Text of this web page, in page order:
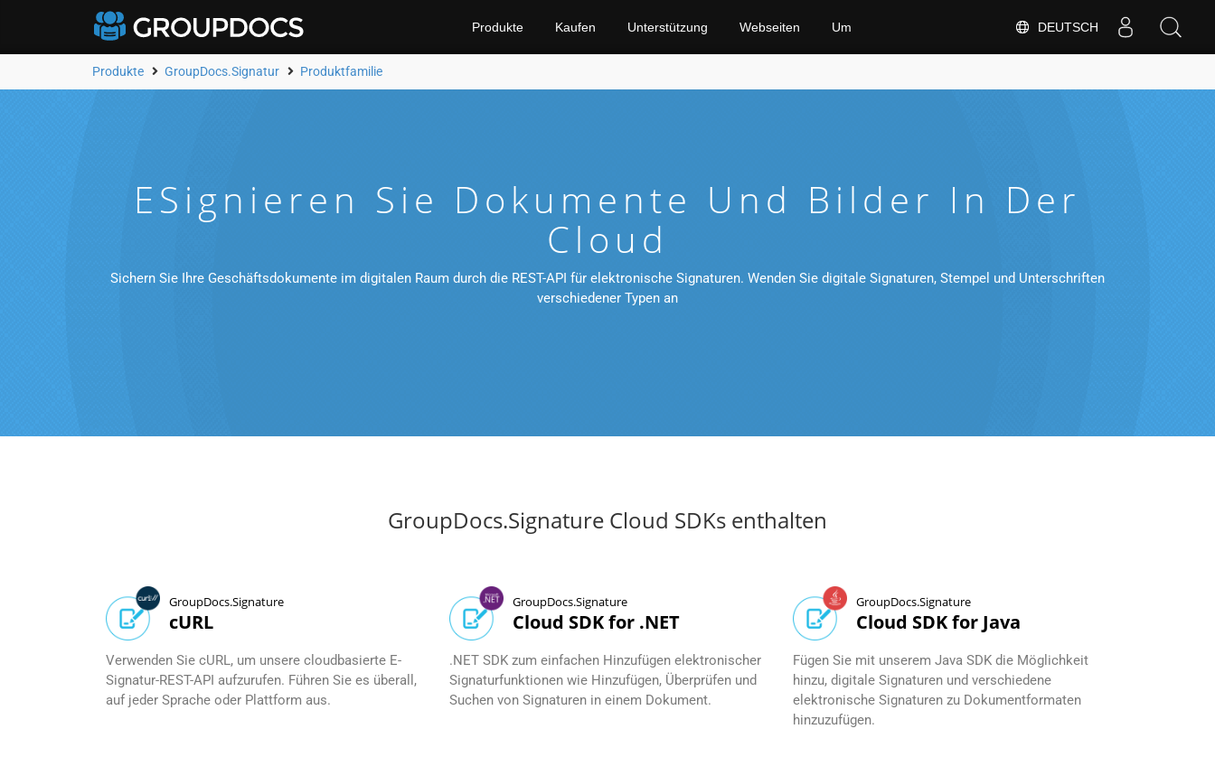
DEUTSCH
Produkte Kaufen Unterstützung Webseiten Um
Produkte GroupDocs.Signatur Produktfamilie
ESignieren Sie Dokumente Und Bilder In Der
Cloud
Sichern Sie Ihre Geschäftsdokumente im digitalen Raum durch die REST-API für elektronische Signaturen. Wenden Sie digitale Signaturen, Stempel und Unterschriften
verschiedener Typen an
GroupDocs.Signature Cloud SDKs enthalten
GroupDocs.Signature
cURL
Verwenden Sie cURL, um unsere cloudbasierte E-
Signatur-REST-API aufzurufen. Führen Sie es überall,
auf jeder Sprache oder Plattform aus.
GroupDocs.Signature
Cloud SDK for .NET
.NET SDK zum einfachen Hinzufügen elektronischer
Signaturfunktionen wie Hinzufügen, Überprüfen und
Suchen von Signaturen in einem Dokument.
GroupDocs.Signature
Cloud SDK for Java
Fügen Sie mit unserem Java SDK die Möglichkeit
hinzu, digitale Signaturen und verschiedene
elektronische Signaturen zu Dokumentformaten
hinzuzufügen.